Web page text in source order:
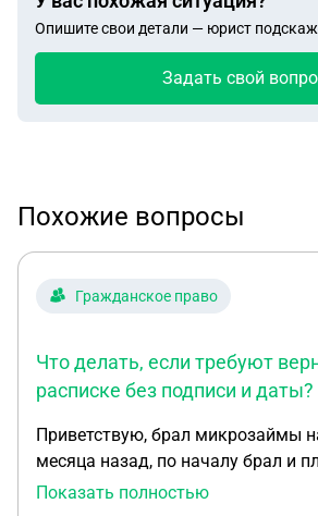
Опишите свои детали — юрист
Задать свой
Похожие вопросы
Гражданское право
Что делать, если требуют
расписке без подписи и даты?
Приветствую, брал микрозаймы
месяца назад, по началу брал и
чем было и долги остались. Пол
Показать полностью